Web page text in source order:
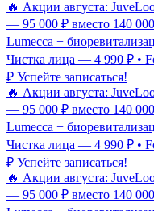
🔥 Акции августа:
— 95 000 ₽ вместо 140
Lumecca +
Чистка лица — 4 990 ₽ •
₽ Успейте записаться!
🔥 Акции августа:
— 95 000 ₽ вместо 140
Lumecca +
Чистка лица — 4 990 ₽ •
₽ Успейте записаться!
🔥 Акции августа:
— 95 000 ₽ вместо 140